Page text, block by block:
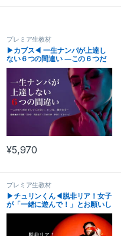
プレミア生教材
▶︎カブス◀︎ 一生ナンパが上達し
ない６つの間違い ―この６つだ
け正してください。いい女、抱け
¥5,970
プレミア生教材
▶︎チュリンくん◀︎脱非リア！女子
が「一緒に遊んで！」とお願いし
てくる大人の夜遊びマニュアル